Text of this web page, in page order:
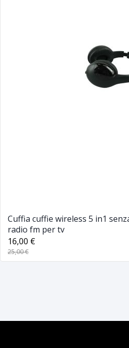
Cuffia cuffie wireless 5 in1
radio fm per tv
16,00 €
25,00 €